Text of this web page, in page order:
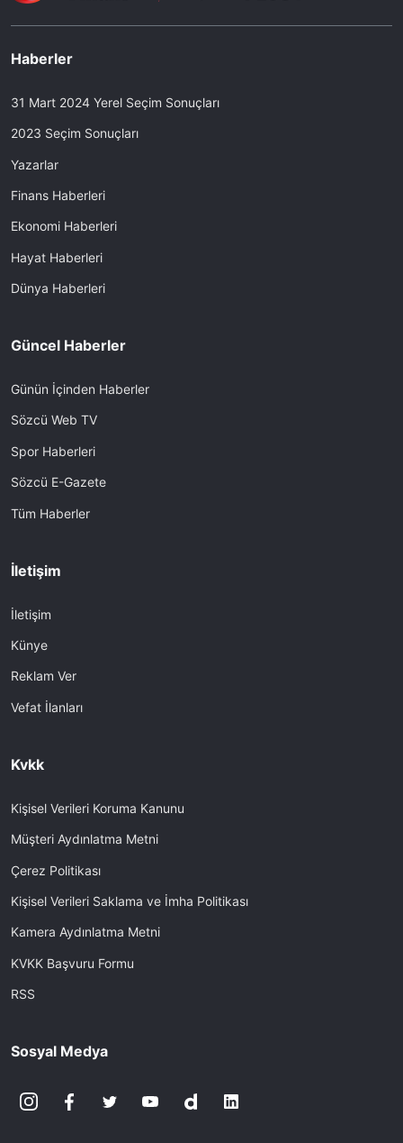
Haberler
31 Mart 2024 Yerel Seçim Sonuçları
2023 Seçim Sonuçları
Yazarlar
Finans Haberleri
Ekonomi Haberleri
Hayat Haberleri
Dünya Haberleri
Güncel Haberler
Günün İçinden Haberler
Sözcü Web TV
Spor Haberleri
Sözcü E-Gazete
Tüm Haberler
İletişim
İletişim
Künye
Reklam Ver
Vefat İlanları
Kvkk
Kişisel Verileri Koruma Kanunu
Müşteri Aydınlatma Metni
Çerez Politikası
Kişisel Verileri Saklama ve İmha Politikası
Kamera Aydınlatma Metni
KVKK Başvuru Formu
RSS
Sosyal Medya